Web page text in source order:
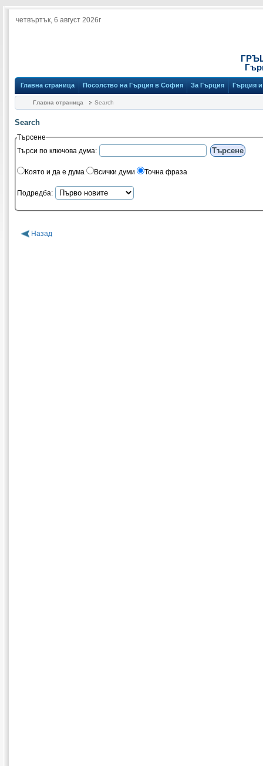
четвъртък, 6 август 2026г
Главна страница Посолство на Гърция в София За Гърция Гърция
Главна страница Search
Search
Търсене
Търси по ключова дума:
Която и да е дума Всички думи Точна фраза
Подредба:
Назад